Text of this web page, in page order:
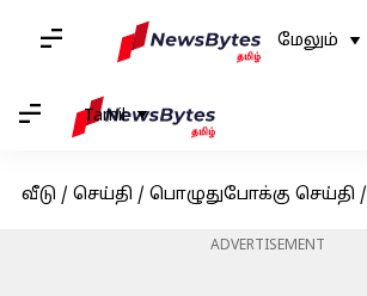
மேலும்
Tamil
வீடு / செய்தி / பொழுதுபோக்கு செய்தி /
ADVERTISEMENT